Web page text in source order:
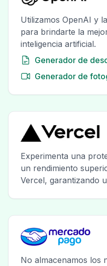
Utilizamos OpenAI y
para brindarte la
inteligencia artificial.
Generador de
Generador de
Experimenta una
un rendimiento
Vercel, garantizando
No almacenamos los